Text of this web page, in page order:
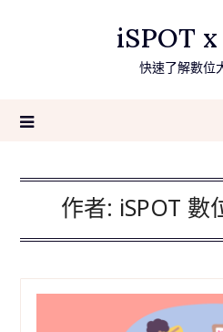
iSPOT
快速了解數位
作者: iSPOT 數